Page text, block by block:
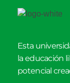
Esta
la educación
potencial